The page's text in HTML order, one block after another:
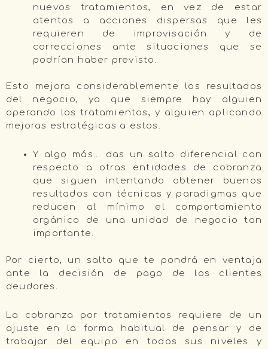
nuevos tratamientos, en vez de estar
atentos a acciones dispersas que les
requieren de improvisación y de
correcciones ante situaciones que se
podrían haber previsto.
Esto mejora considerablemente los resultados
del negocio, ya que siempre hay alguien
operando los tratamientos, y alguien aplicando
mejoras estratégicas a estos.
Y algo más… das un salto diferencial con
respecto a otras entidades de cobranza
que siguen intentando obtener buenos
resultados con técnicas y paradigmas que
reducen al mínimo el comportamiento
orgánico de una unidad de negocio tan
importante.
Por cierto, un salto que te pondrá en ventaja
ante la decisión de pago de los clientes
deudores.
La cobranza por tratamientos requiere de un
ajuste en la forma habitual de pensar y de
trabajar del equipo en todos sus niveles y